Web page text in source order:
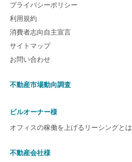
プライバシーポリシー
利用規約
消費者志向自主宣言
サイトマップ
お問い合わせ
不動産市場動向調査
ビルオーナー様
オフィスの稼働を上げるリーシングとは
不動産会社様